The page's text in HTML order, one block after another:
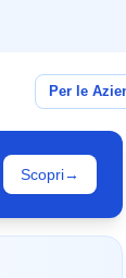
Per le
Scopri→